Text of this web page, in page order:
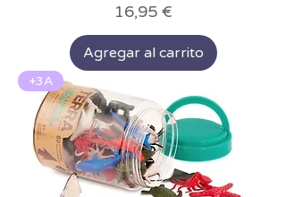
Precio
16,95 €
Agregar al carrito
+3A